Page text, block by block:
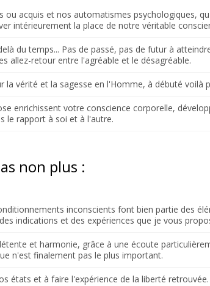
acquis et nos automatismes psychologiques,
intérieurement la place de notre véritable
du temps... Pas de passé, pas de futur à
allez-retour entre l'agréable et le désagréable.
vérité et la sagesse en l'Homme, à débuté voilà
enrichissent votre conscience corporelle,
le rapport à soi et à l'autre.
non plus :
inconscients font bien partie des
indications et des expériences que je vous
et harmonie, grâce à une écoute
n'est finalement pas le plus important.
états et à faire l'expérience de la liberté retrouvée.